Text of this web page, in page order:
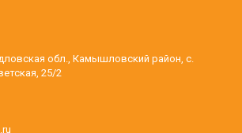
обл., Камышловский район, с.
25/2